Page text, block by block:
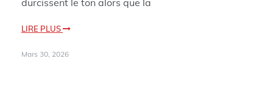
LIRE PLUS
Mars 30, 2026